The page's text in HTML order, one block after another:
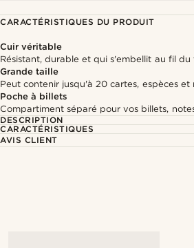
CARACTÉRISTIQUES DU PRODUIT
Cuir véritable
Résistant, durable et qui s'embellit au fil du
Grande taille
Peut contenir jusqu'à 20 cartes, espèces et
Poche à billets
Compartiment séparé pour vos billets,
DESCRIPTION
CARACTÉRISTIQUES
AVIS CLIENT